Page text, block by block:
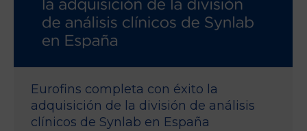
Eurofins completa con éxito la
adquisición de la división de análisis
clínicos de Synlab en España